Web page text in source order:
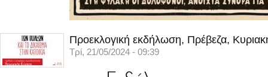
Προεκλογική εκδήλωση, Πρέβεζα,
Τρί, 21/05/2024 - 09:39